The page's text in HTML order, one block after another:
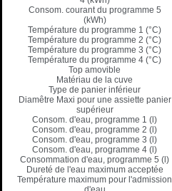
Consom. courant du programme 5
(kWh)
Température du programme 1 (°C)
Température du programme 2 (°C)
Température du programme 3 (°C)
Température du programme 4 (°C)
Top amovible
Matériau de la cuve
Type de panier inférieur
Diamêtre Maxi pour une assiette panier
supérieur
Consom. d'eau, programme 1 (l)
Consom. d'eau, programme 2 (l)
Consom. d'eau, programme 3 (l)
Consom. d'eau, programme 4 (l)
Consommation d'eau, programme 5 (l)
Dureté de l'eau maximum acceptée
Température maximum pour l'admission